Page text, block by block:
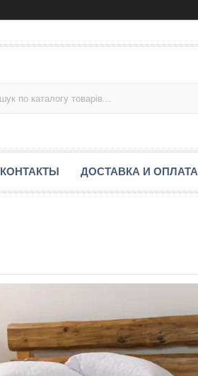
КОНТАКТЫ ДОСТАВКА И ОПЛАТА